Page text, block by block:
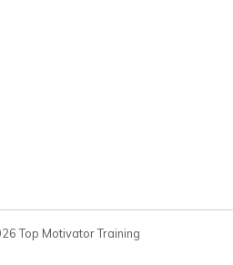
Top Motivator Training